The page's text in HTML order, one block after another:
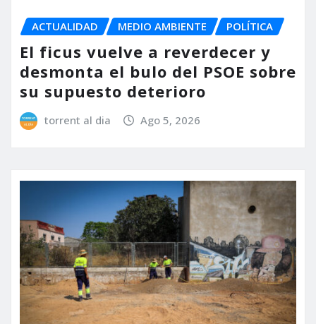
ACTUALIDAD MEDIO AMBIENTE POLÍTICA
El ficus vuelve a reverdecer y
desmonta el bulo del PSOE sobre
su supuesto deterioro
torrent al dia Ago 5, 2026